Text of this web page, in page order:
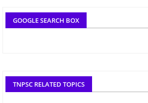
GOOGLE SEARCH BOX
TNPSC RELATED TOPICS